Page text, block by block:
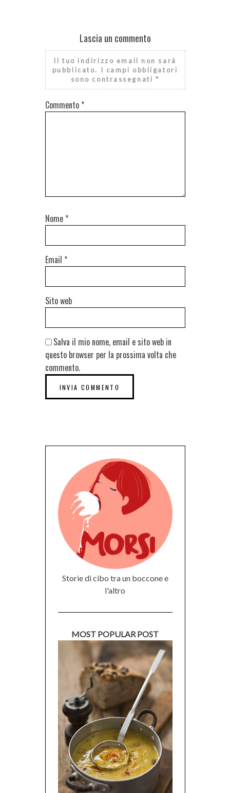
Lascia un commento
Il tuo indirizzo email non sarà
pubblicato.
I campi obbligatori
sono contrassegnati *
Commento *
Nome *
Email *
Sito web
Salva il mio nome, email e sito web in
questo browser per la prossima volta che
commento.
Storie di cibo tra un boccone e
l'altro
MOST POPULAR POST